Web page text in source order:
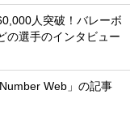
人突破！バレーボ
の選手のインタビュー
Web」の記事